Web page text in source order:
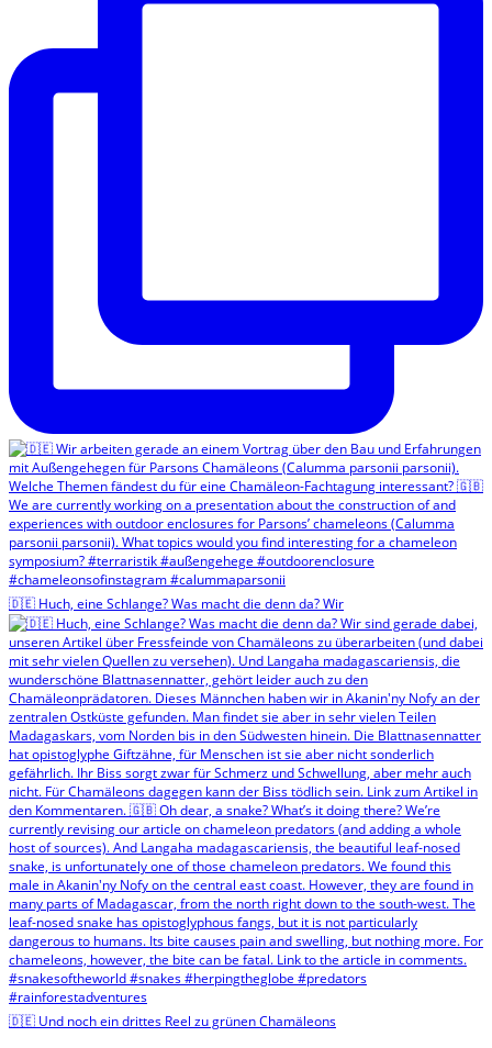
🇩🇪 Huch, eine Schlange? Was macht die denn da? Wir
🇩🇪 Und noch ein drittes Reel zu grünen Chamäleons